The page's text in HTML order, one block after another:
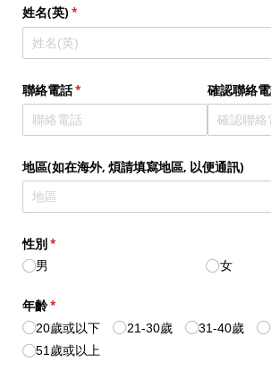
姓名(英) *
(required)
聯絡電話*
(required) 確認聯絡
地區(如在海外, 煩請填寫地區, 以便通訊)
性別*
(required)
男 女
年齡*
(required)
20歲或以下 21-30歲 31-40歲
51歲或以上